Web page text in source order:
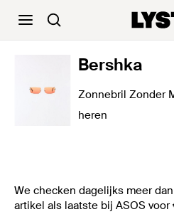
Bershka
Zonnebril Zonder
heren
We checken dagelijks meer
artikel als laatste bij ASOS voor